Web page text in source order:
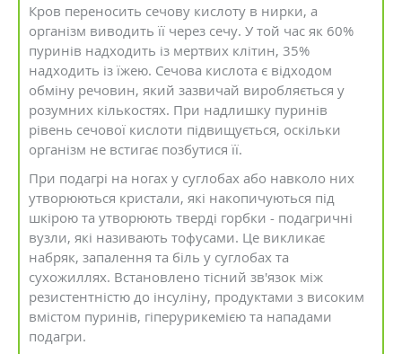
Кров переносить сечову кислоту в нирки, а
організм виводить її через сечу. У той час як 60%
пуринів надходить із мертвих клітин, 35%
надходить із їжею. Сечова кислота є відходом
обміну речовин, який зазвичай виробляється у
розумних кількостях. При надлишку пуринів
рівень сечової кислоти підвищується, оскільки
організм не встигає позбутися її.
При подагрі на ногах у суглобах або навколо них
утворюються кристали, які накопичуються під
шкірою та утворюють тверді горбки - подагричні
вузли, які називають тофусами. Це викликає
набряк, запалення та біль у суглобах та
сухожиллях. Встановлено тісний зв'язок між
резистентністю до інсуліну, продуктами з високим
вмістом пуринів, гіперурикемією та нападами
подагри.